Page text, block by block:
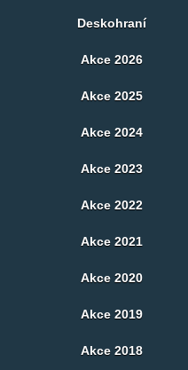
Deskohraní
Akce 2026
Akce 2025
Akce 2024
Akce 2023
Akce 2022
Akce 2021
Akce 2020
Akce 2019
Akce 2018